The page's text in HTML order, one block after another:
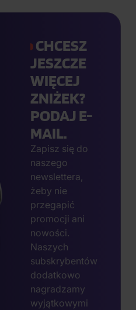
CHCESZ
JESZCZE
WIĘCEJ
ZNIŻEK?
PODAJ E-
MAIL.
Zapisz się do
naszego
newslettera,
żeby nie
przegapić
promocji ani
nowości.
Naszych
subskrybentów
dodatkowo
nagradzamy
wyjątkowymi